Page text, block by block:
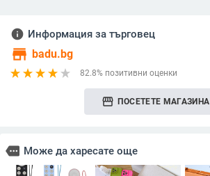
info Информация за търговец
store badu.bg
82.8% позитивни оценки
storefront ПОСЕТЕТЕ МАГАЗИНА
more Може да харесате още